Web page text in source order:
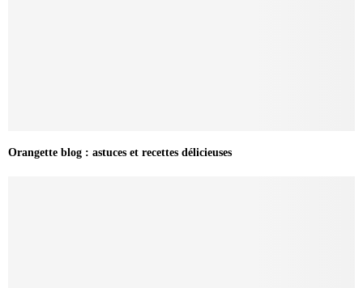
Orangette blog : astuces et recettes délicieuses